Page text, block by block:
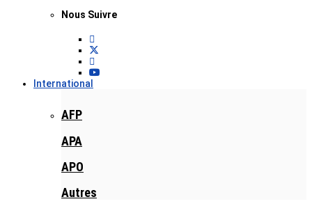
Nous Suivre
International
AFP
APA
APO
Autres